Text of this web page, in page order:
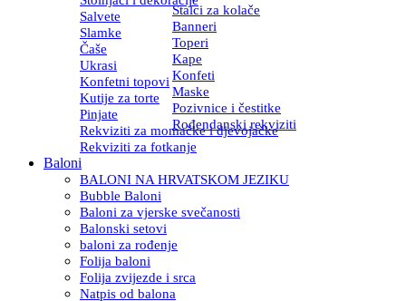
Salvete
Stalci za kolače
Slamke
Banneri
Čaše
Toperi
Ukrasi
Kape
Konfetni topovi Konfeti
Kutije za torte
Maske
Pinjate
Pozivnice i čestitke
Rekviziti za momačke i djevojačke
Rođendanski rekviziti
Rekviziti za fotkanje
Baloni
BALONI NA HRVATSKOM JEZIKU
Bubble Baloni
Baloni za vjerske svečanosti
Balonski setovi
baloni za rođenje
Folija baloni
Folija zvijezde i srca
Natpis od balona